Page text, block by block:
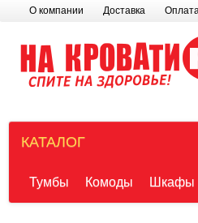
О компании Доставка
КАТАЛОГ
Тумбы Комоды Шкафы